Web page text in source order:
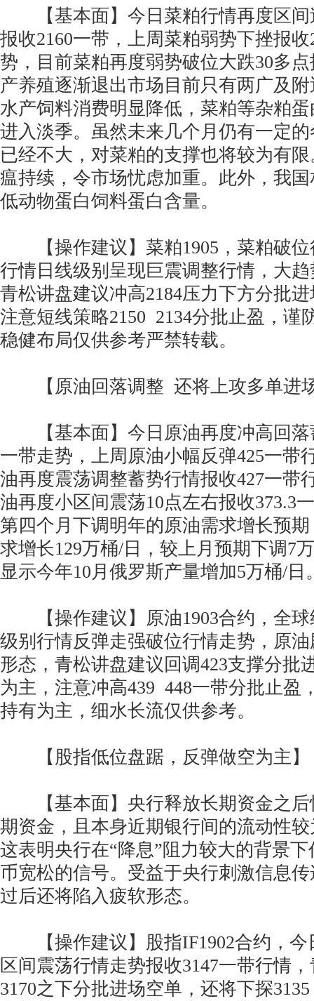
【基本面】今日菜粕行情再度区间
报收2160一带，上周菜粕弱势下挫报
势，目前菜粕再度弱势破位大跌30多
产养殖逐渐退出市场目前只有两广及
水产饲料消费明显降低，菜粕等杂粕
进入淡季。虽然未来几个月仍有一定
已经不大，对菜粕的支撑也将较为有
瘟持续，令市场忧虑加重。此外，我
低动物蛋白饲料蛋白含量。
【操作建议】菜粕1905，菜粕破位
行情日线级别呈现巨震调整行情，大
青松讲盘建议冲高2184压力下方分批
注意短线策略2150 2134分批止盈，谨
稳健布局仅供参考严禁转载。
【原油回落调整 还将上攻多单进
【基本面】今日原油再度冲高回落
一带走势，上周原油小幅反弹425一带
油再度震荡调整蓄势行情报收427一带
油再度小区间震荡10点左右报收373.3
第四个月下调明年的原油需求增长预
求增长129万桶/日，较上月预期下调7
显示今年10月俄罗斯产量增加5万桶/日
【操作建议】原油1903合约，全球
级别行情反弹走强破位行情走势，原
形态，青松讲盘建议回调423支撑分批
为主，注意冲高439 448一带分批止盈
持有为主，细水长流仅供参考。
【股指低位盘踞，反弹做空为主】
【基本面】央行释放长期资金之后
期资金，且本身近期银行间的流动性
这表明央行在“降息”阻力较大的背景
币宽松的信号。受益于央行刺激信息
过后还将陷入疲软形态。
【操作建议】股指IF1902合约，今
区间震荡行情走势报收3147一带行情
3170之下分批进场空单，还将下探